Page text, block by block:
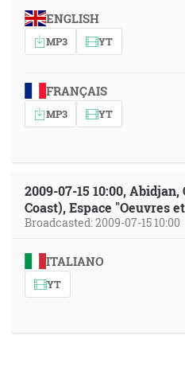
ENGLISH
MP3 YT
FRANÇAIS
MP3 YT
2009-07-15 10:00,
Coast), Espace "Oeuvres
Broadcasted: 2009-07-15 10:00
ITALIANO
YT